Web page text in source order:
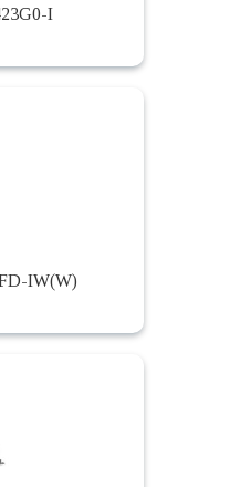
I
IW(W)